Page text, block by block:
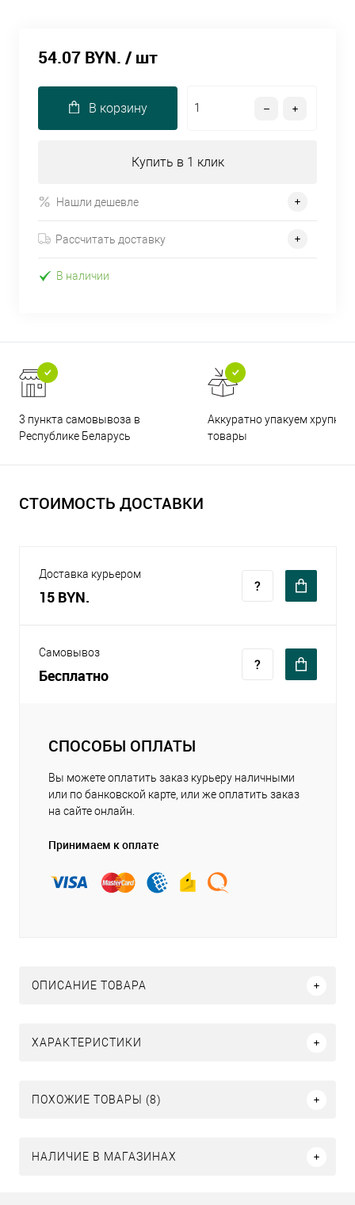
54.07 BYN. / шт
В корзину
Купить в 1 клик
Нашли дешевле
Рассчитать доставку
В наличии
3 пункта самовывоза в
Республике Беларусь
Аккуратно упакуем хрупкие
товары
СТОИМОСТЬ ДОСТАВКИ
Доставка курьером
15 BYN.
Самовывоз
Бесплатно
СПОСОБЫ ОПЛАТЫ
Вы можете оплатить заказ курьеру наличными
или по банковской карте, или же оплатить заказ
на сайте онлайн.
Принимаем к оплате
ОПИСАНИЕ ТОВАРА
ХАРАКТЕРИСТИКИ
ПОХОЖИЕ ТОВАРЫ (8)
НАЛИЧИЕ В МАГАЗИНАХ